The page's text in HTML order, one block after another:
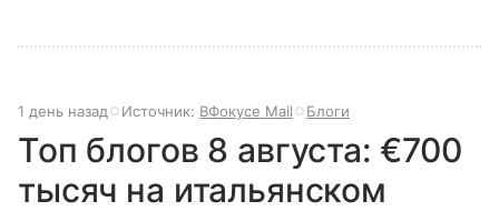
1 день назад Источник: ВФокусе Mail Блоги
Топ блогов 8 августа: €700
тысяч на итальянском